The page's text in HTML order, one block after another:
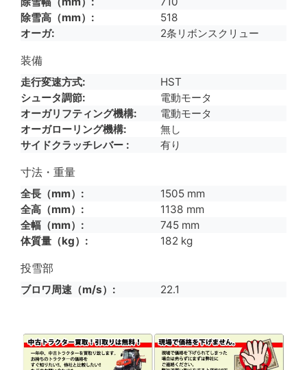
除雪高（mm）
518
オーガ
2条リボンスクリュー
装備
走行変速方式
HST
シュータ調節
電動モータ
オーガリフティング機構
電動モータ
オーガローリング機構
無し
サイドクラッチレバー
有り
寸法・重量
全長（mm）
1505 mm
全高（mm）
1138 mm
全幅（mm）
745 mm
体質量（kg）
182 kg
投雪部
ブロワ周速（m/s） 22.1